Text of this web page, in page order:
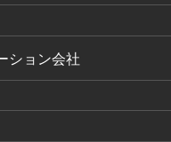
ション会社